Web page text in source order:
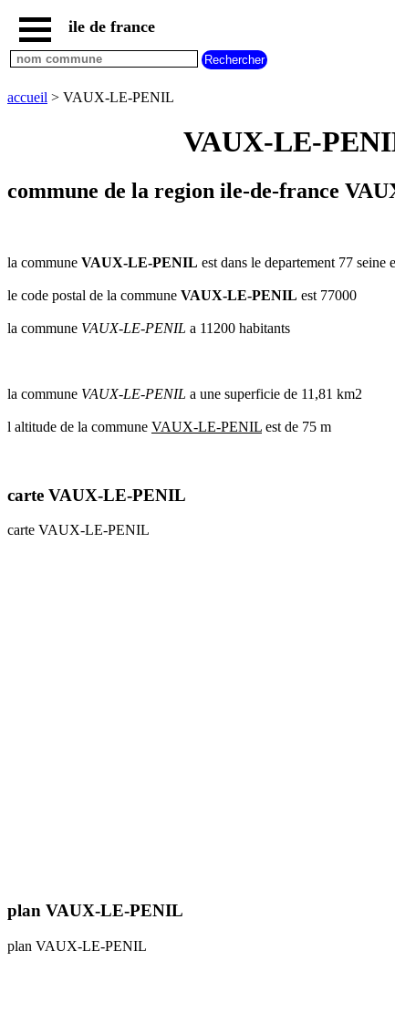
accueil
paris
communes
seine
marne
seine
denis
d
oise
communes
communes
ile de france
accueil > VAUX-LE-PENIL
VAUX-LE-
commune de la region ile-de-france
la commune VAUX-LE-PENIL est dans le departement 77
le code postal de la commune VAUX-LE-PENIL est 77000
la commune VAUX-LE-PENIL a 11200 habitants
la commune VAUX-LE-PENIL a une superficie de 11,81 km2
l altitude de la commune VAUX-LE-PENIL est de 75 m
carte VAUX-LE-PENIL
carte VAUX-LE-PENIL
plan VAUX-LE-PENIL
plan VAUX-LE-PENIL